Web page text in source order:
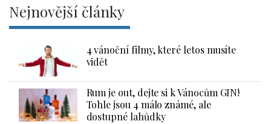
Nejnovější články
4 vánoční filmy, které letos musíte
vidět
Rum je out, dejte si k Vánocům GIN!
Tohle jsou 4 málo známé, ale
dostupné lahůdky